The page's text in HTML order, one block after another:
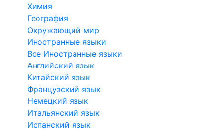
Химия
География
Окружающий мир
Иностранные языки
Все Иностранные языки
Английский язык
Китайский язык
Французский язык
Немецкий язык
Итальянский язык
Испанский язык